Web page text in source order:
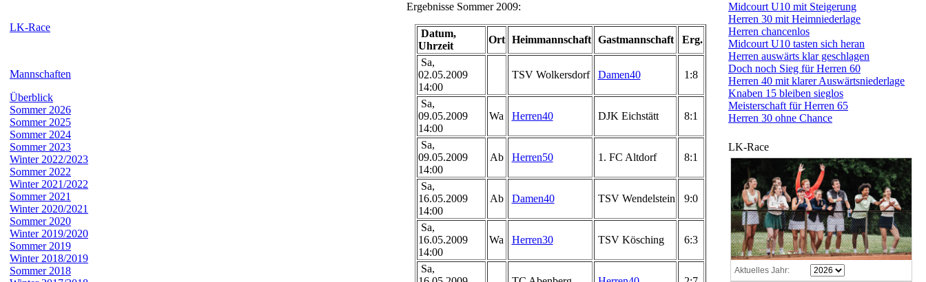
LK-Race
Mannschaften
Überblick
Sommer 2026
Sommer 2025
Sommer 2024
Sommer 2023
Winter 2022/2023
Sommer 2022
Winter 2021/2022
Sommer 2021
Winter 2020/2021
Sommer 2020
Winter 2019/2020
Sommer 2019
Winter 2018/2019
Sommer 2018
Ergebnisse Sommer 2009:
Datum,
Uhrzeit
Ort Heimmannschaft Gastmannschaft
Erg.
Sa,
02.05.2009
14:00
TSV Wolkersdorf Damen40 1:8
Sa,
09.05.2009
14:00
Wa Herren40 DJK Eichstätt 8:1
Sa,
09.05.2009
14:00
Ab Herren50 1. FC Altdorf 8:1
Sa,
16.05.2009
14:00
Ab Damen40 TSV Wendelstein 9:0
Sa,
16.05.2009
14:00
Wa Herren30 TSV Kösching 6:3
Sa,
Midcourt U10 mit Steigerung
Herren 30 mit Heimniederlage
Herren chancenlos
Midcourt U10 tasten sich heran
Herren auswärts klar geschlagen
Doch noch Sieg für Herren 60
Herren 40 mit klarer Auswärtsniederlage
Knaben 15 bleiben sieglos
Meisterschaft für Herren 65
Herren 30 ohne Chance
LK-Race